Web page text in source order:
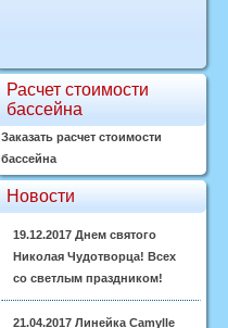
Расчет стоимости
бассейна
Заказать расчет стоимости
бассейна
Новости
19.12.2017 Днем святого
Николая Чудотворца! Всех
со светлым праздником!
21.04.2017 Линейка Camylle